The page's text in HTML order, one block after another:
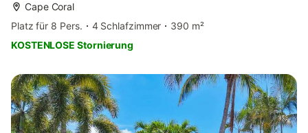
Cape Coral
Platz für 8 Pers.
4 Schlafzimmer
390 m²
KOSTENLOSE Stornierung